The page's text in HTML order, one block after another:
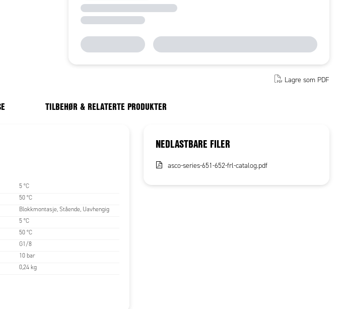
Lagre som PDF
TILBEHØR & RELATERTE PRODUKTER
5 °C
50 °C
Blokkmontasje, Stående, Uavhengig
5 °C
50 °C
G1/8
10 bar
0,24 kg
NEDLASTBARE FILER
asco-series-651-652-frl-catalog.pdf